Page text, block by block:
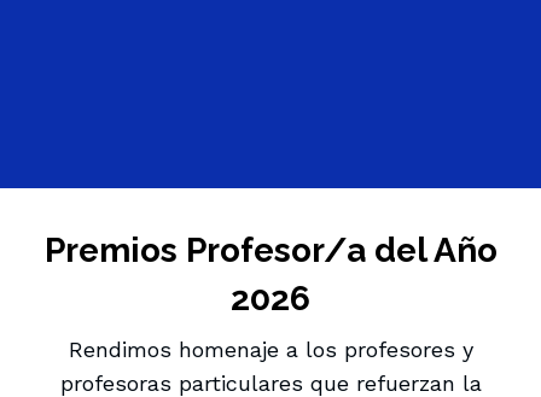
Premios Profesor/a del Año
2026
Rendimos homenaje a los profesores y
profesoras particulares que refuerzan la